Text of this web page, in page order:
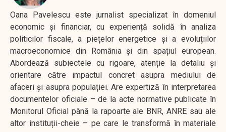
Oana Pavelescu este jurnalist specializat în domeniul
economic și financiar, cu experiență solidă în analiza
politicilor fiscale, a piețelor energetice și a evoluțiilor
macroeconomice din România și din spațiul european.
Abordează subiectele cu rigoare, atenție la detaliu și
orientare către impactul concret asupra mediului de
afaceri și asupra populației. Are expertiză în interpretarea
documentelor oficiale – de la acte normative publicate în
Monitorul Oficial până la rapoarte ale BNR, ANRE sau ale
altor instituții-cheie – pe care le transformă în materiale